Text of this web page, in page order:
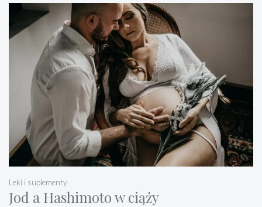
Jod a Hashimoto w ciąży
Leki i suplementy